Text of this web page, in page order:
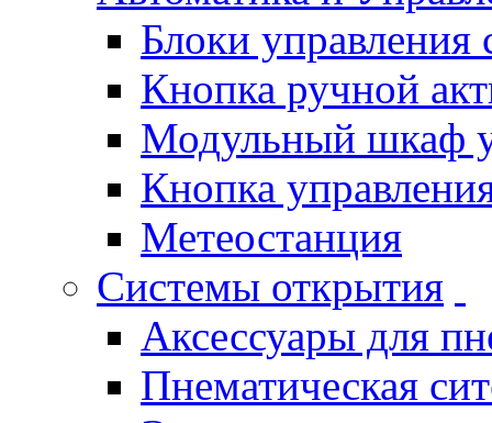
Блоки
Кнопка ручной
Модульный шкаф
Кнопка
Метеостанция
Системы открытия
Аксессуары для
Пнематическая